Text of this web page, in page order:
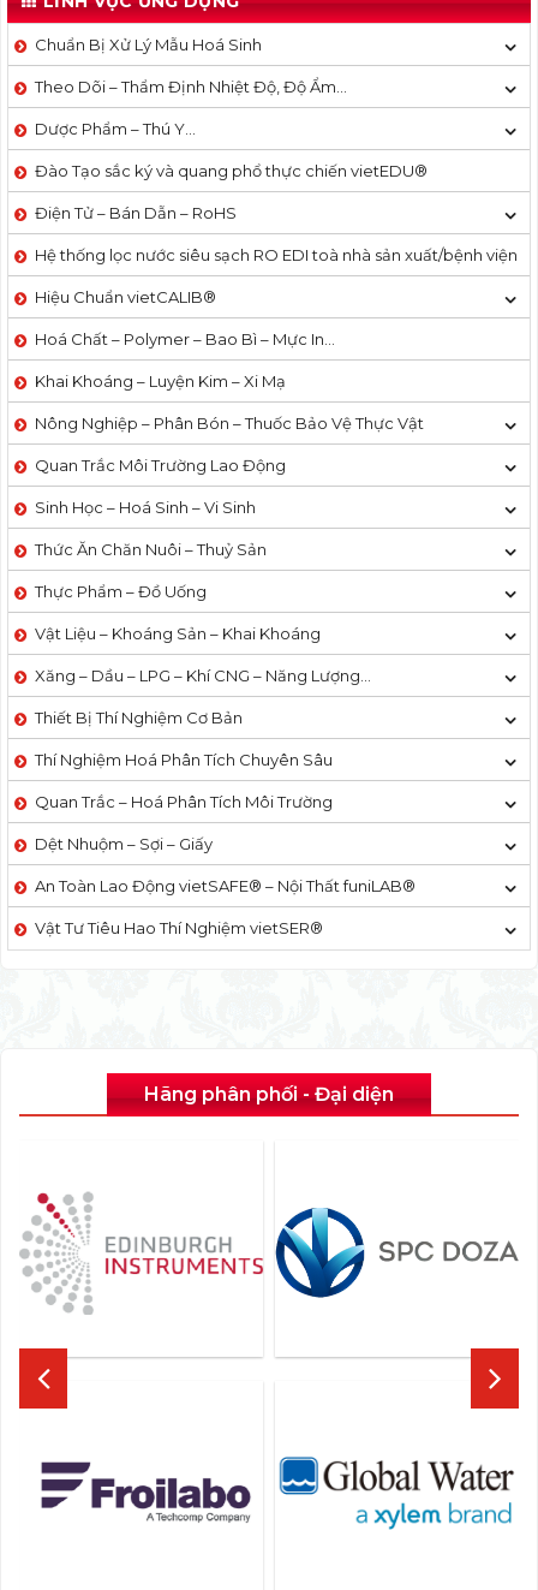
Chuẩn Bị Xử Lý Mẫu Hoá Sinh
Theo Dõi – Thẩm Định Nhiệt Độ, Độ Ẩm…
Dược Phẩm – Thú Y…
Đào Tạo sắc ký và quang phổ thực chiến vietEDU®
Điện Tử – Bán Dẫn – RoHS
Hệ thống lọc nước siêu sạch RO EDI​​ toà nhà sản xuất/bệnh viện
Hiệu Chuẩn vietCALIB®
Hoá Chất – Polymer – Bao Bì – Mực In…
Khai Khoáng – Luyện Kim – Xi Mạ
Nông Nghiệp – Phân Bón – Thuốc Bảo Vệ Thực Vật
Quan Trắc Môi Trường Lao Động
Sinh Học – Hoá Sinh – Vi Sinh
Thức Ăn Chăn Nuôi – Thuỷ Sản
Thực Phẩm – Đồ Uống
Vật Liệu – Khoáng Sản – Khai Khoáng
Xăng – Dầu – LPG – Khí CNG – Năng Lượng…
Thiết Bị Thí Nghiệm Cơ Bản
Thí Nghiệm Hoá Phân Tích Chuyên Sâu
Quan Trắc – Hoá Phân Tích Môi Trường
Dệt Nhuộm – Sợi – Giấy
An Toàn Lao Động vietSAFE® – Nội Thất funiLAB®
Vật Tư Tiêu Hao Thí Nghiệm vietSER®
Hãng phân phối - Đại diện